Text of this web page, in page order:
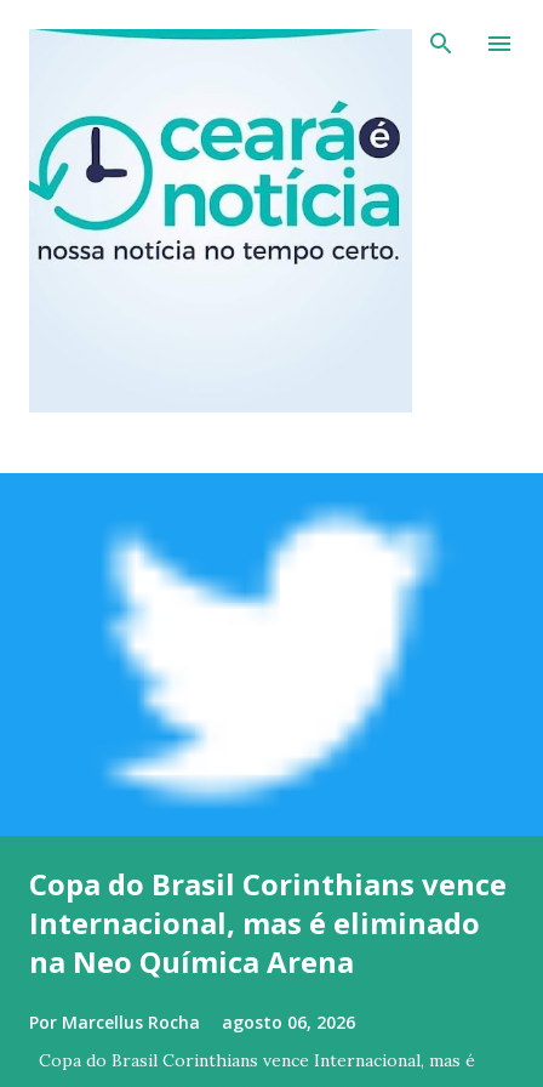
Pular para o conteúdo principal
Copa do Brasil Corinthians vence
Internacional, mas é eliminado
na Neo Química Arena
Por Marcellus Rocha agosto 06, 2026
Copa do Brasil Corinthians vence Internacional, mas é